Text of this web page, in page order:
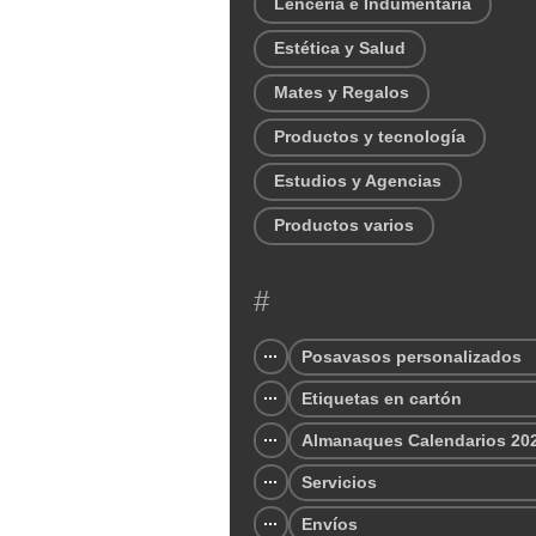
Estética y Salud
Mates y Regalos
Productos y tecnología
Estudios y Agencias
Productos varios
#
Posavasos personalizados
Etiquetas en cartón
Almanaques Calendarios
Servicios
Envíos